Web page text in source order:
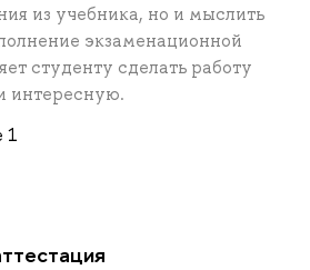
из учебника, но и мыслить
экзаменационной
студенту сделать работу
интересную.
1